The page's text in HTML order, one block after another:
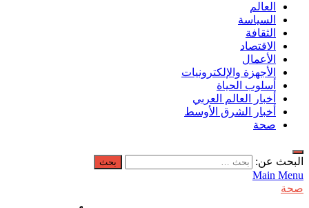
العالم
السياسة
الثقافة
الاقتصاد
الأعمال
الأجهزة والإلكترونيات
أسلوب الحياة
أخبار العالم العربي
أخبار الشرق الأوسط
صحة
البحث عن:
Main Menu
صحة